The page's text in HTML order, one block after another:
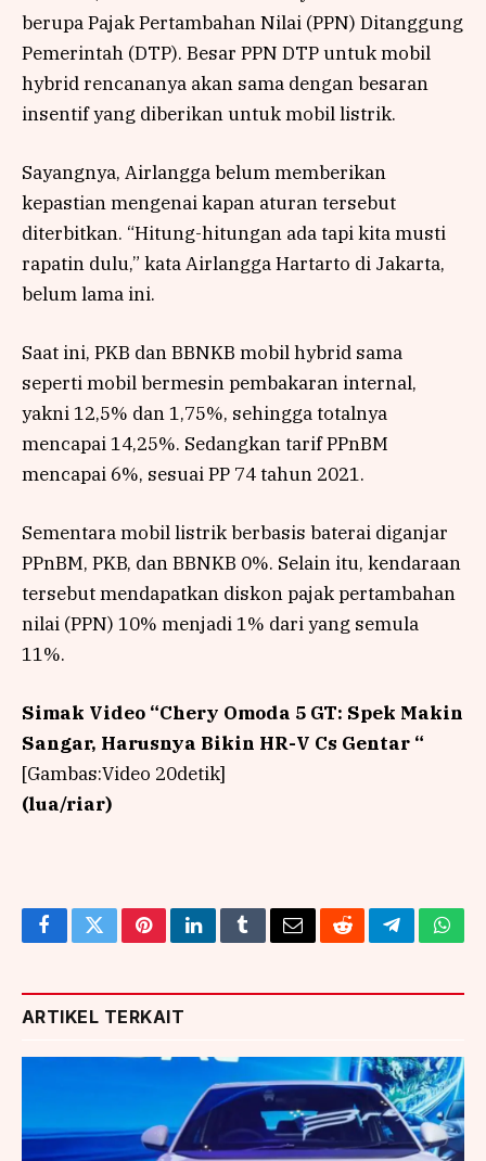
berupa Pajak Pertambahan Nilai (PPN) Ditanggung
Pemerintah (DTP). Besar PPN DTP untuk mobil
hybrid rencananya akan sama dengan besaran
insentif yang diberikan untuk mobil listrik.
Sayangnya, Airlangga belum memberikan
kepastian mengenai kapan aturan tersebut
diterbitkan. “Hitung-hitungan ada tapi kita musti
rapatin dulu,” kata Airlangga Hartarto di Jakarta,
belum lama ini.
Saat ini, PKB dan BBNKB mobil hybrid sama
seperti mobil bermesin pembakaran internal,
yakni 12,5% dan 1,75%, sehingga totalnya
mencapai 14,25%. Sedangkan tarif PPnBM
mencapai 6%, sesuai PP 74 tahun 2021.
Sementara mobil listrik berbasis baterai diganjar
PPnBM, PKB, dan BBNKB 0%. Selain itu, kendaraan
tersebut mendapatkan diskon pajak pertambahan
nilai (PPN) 10% menjadi 1% dari yang semula
11%.
Simak Video “Chery Omoda 5 GT: Spek Makin
Sangar, Harusnya Bikin HR-V Cs Gentar “
[Gambas:Video 20detik]
(lua/riar)
FacebookTwitterPinterestLinkedInTumblrEmailRedditTelegram
ARTIKEL TERKAIT